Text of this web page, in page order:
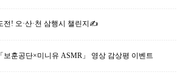
전! 오·산·천 삼행시 챌린지✍️
「보훈공단×미니유 ASMR」 영상 감상평 이벤트